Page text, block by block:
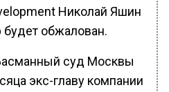
Николай Яшин
будет обжалован.
суд Москвы
экс-главу компании